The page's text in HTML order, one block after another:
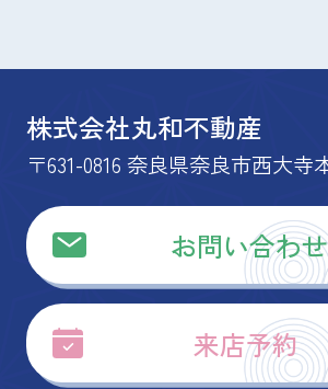
株式会社丸和不動産
〒631-0816 奈良県奈良市西大寺
お問い合わせ
来店予約